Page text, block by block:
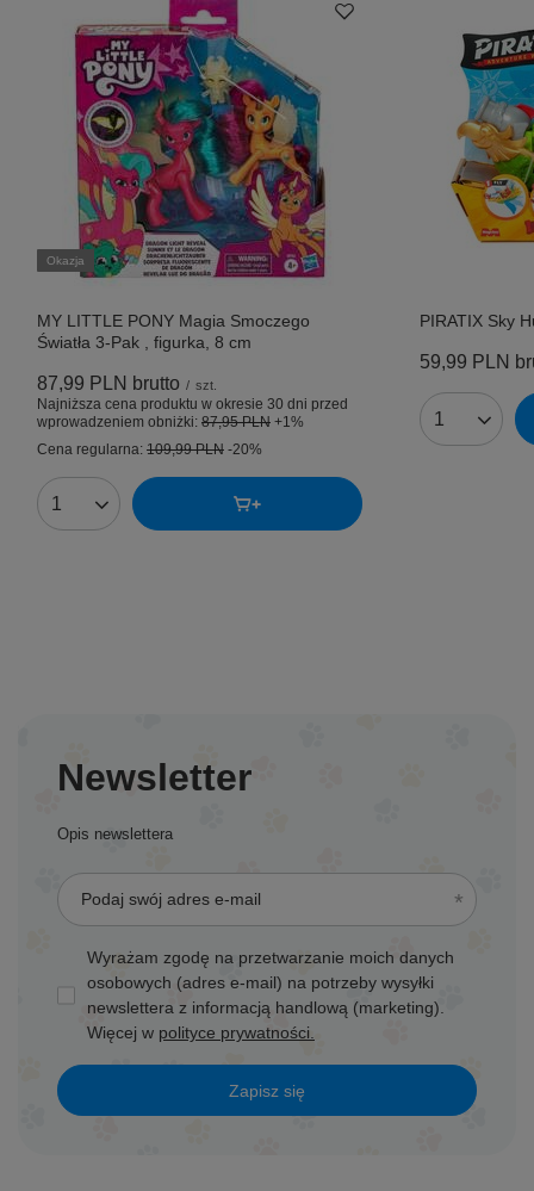
Okazja
MY LITTLE PONY Magia Smoczego
Światła 3-Pak , figurka, 8 cm
87,99 PLN brutto / szt.
Najniższa cena produktu w okresie 30 dni przed
wprowadzeniem obniżki: 87,95 PLN +1%
Cena regularna: 109,99 PLN -20%
Ilość produktów
PIRATIX Sky
59,99 PLN
Ilość
Newsletter
Opis newslettera
Podaj swój adres e-mail
Wyrażam zgodę na przetwarzanie moich danych
osobowych (adres e-mail) na potrzeby wysyłki
newslettera z informacją handlową (marketing).
Więcej w polityce prywatności.
Zapisz się